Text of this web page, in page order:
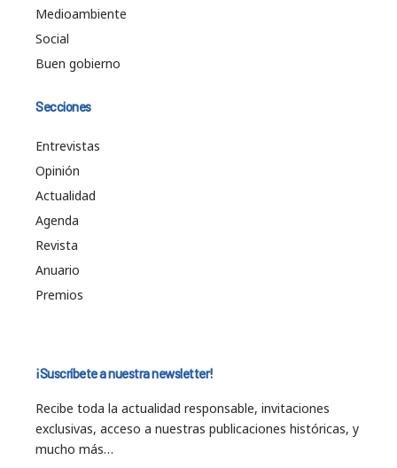
Medioambiente
Social
Buen gobierno
Secciones
Entrevistas
Opinión
Actualidad
Agenda
Revista
Anuario
Premios
¡Suscríbete a nuestra newsletter!
Recibe toda la actualidad responsable, invitaciones
exclusivas, acceso a nuestras publicaciones históricas, y
mucho más…